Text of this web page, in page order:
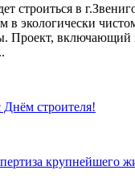
строиться в
в экологически
Проект, включающий
Днём строителя!
крупнейшего